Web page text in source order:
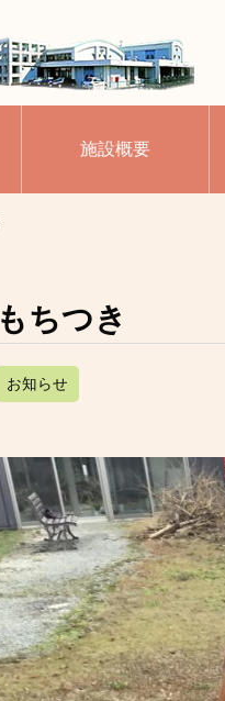
施設概要
もちつき
お知らせ